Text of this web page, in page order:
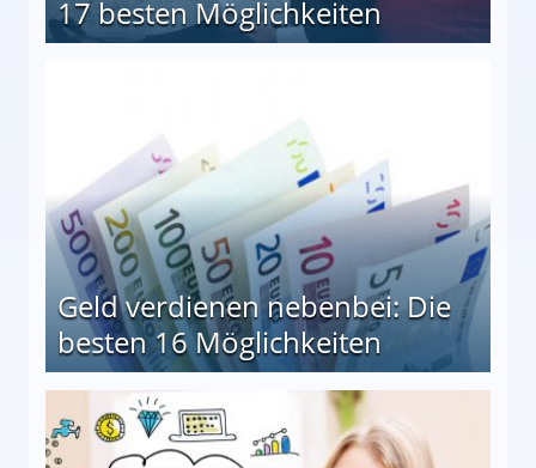
17 besten Möglichkeiten
Geld verdienen nebenbei: Die
besten 16 Möglichkeiten